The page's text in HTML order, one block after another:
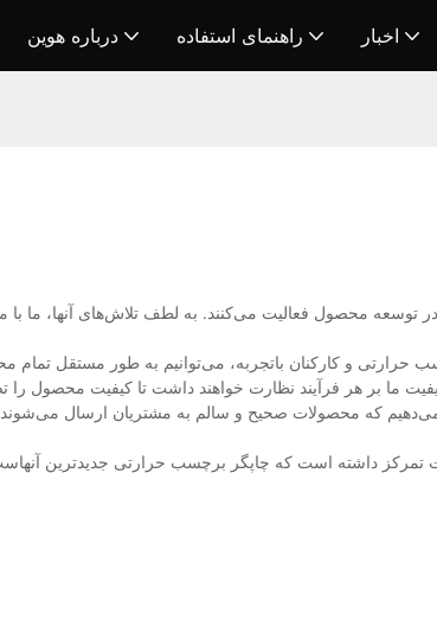
درباره هوین راهنمای استفاده اخبار
حرارتی و کارکنان باتجربه، می‌توانیم به طور مستقل تمام
ما بر هر فرآیند نظارت خواهند داشت تا کیفیت محصول را
که محصولات صحیح و سالم به مشتریان ارسال می‌شوند.